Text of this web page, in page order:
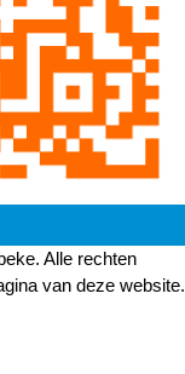
Alle rechten
van deze website.